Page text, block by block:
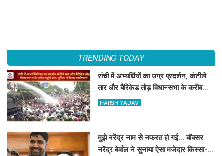
TRENDING TODAY
रांची में अभ्यर्थियों का उग्र प्रदर्शन, कंटीले
तार और बैरिकेड तोड़ विधानसभा के करीब
पहुंचे छात्र; पुलिस ने किया लाठीचार्ज
HARSH YADAV
मुझे नरेंद्र नाम से नफरत हो गई... बॉक्सर
नरेंद्र बेर्वाल ने सुनाया ऐसा मजेदार किस्सा-